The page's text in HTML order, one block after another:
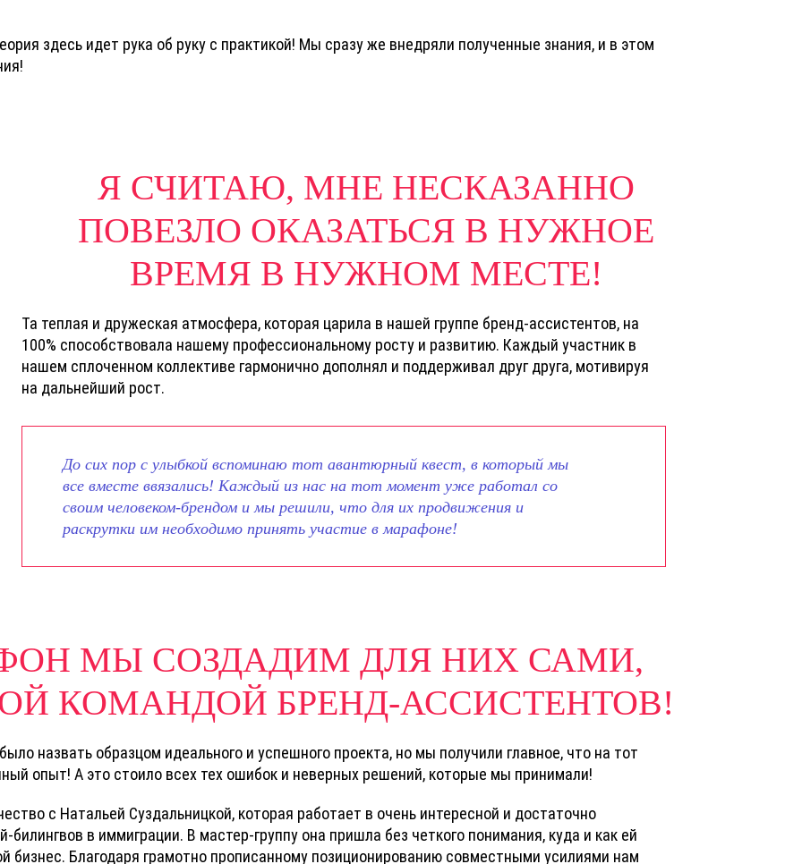
здесь идет рука об руку с практикой! Мы сразу же внедряли полученные знания, и в этом
Я СЧИТАЮ, МНЕ НЕСКАЗАННО
ПОВЕЗЛО ОКАЗАТЬСЯ В НУЖНОЕ
ВРЕМЯ В НУЖНОМ МЕСТЕ!
Та теплая и дружеская атмосфера, которая царила в нашей группе бренд-ассистентов, на
100% способствовала нашему профессиональному росту и развитию. Каждый участник в
нашем сплоченном коллективе гармонично дополнял и поддерживал друг друга, мотивируя
на дальнейший рост.
До сих пор с улыбкой вспоминаю тот авантюрный квест, в который мы
все вместе ввязались! Каждый из нас на тот момент уже работал со
своим человеком-брендом и мы решили, что для их продвижения и
раскрутки им необходимо принять участие в марафоне!
МЫ СОЗДАДИМ ДЛЯ НИХ САМИ,
КОМАНДОЙ БРЕНД-АССИСТЕНТОВ!
назвать образцом идеального и успешного проекта, но мы получили главное, что на тот
опыт! А это стоило всех тех ошибок и неверных решений, которые мы принимали!
с Натальей Суздальницкой, которая работает в очень интересной и достаточно
в иммиграции. В мастер-группу она пришла без четкого понимания, куда и как ей
бизнес. Благодаря грамотно прописанному позиционированию совместными усилиями нам